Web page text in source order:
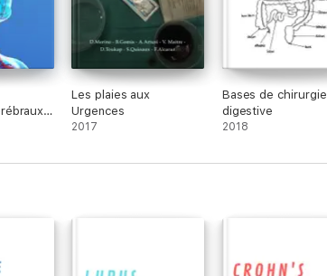
Les plaies aux
Urgences
2017
Bases de chirurgie
digestive
2018